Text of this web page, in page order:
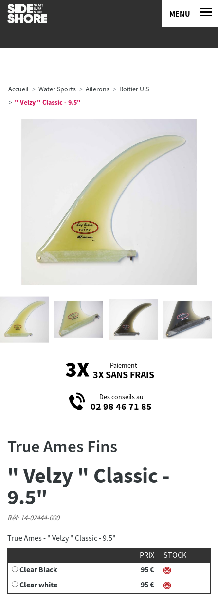
MENU
Accueil Water Sports Ailerons
Boitier U.S
" Velzy " Classic - 9.5"
Paiement
3X SANS FRAIS
Des conseils au
02 98 46 71 85
True Ames Fins
" Velzy " Classic -
9.5"
Réf: 14-02444-000
True Ames - " Velzy " Classic - 9.5"
PRIX
STOCK
Clear Black
95 €
Clear white
95 €